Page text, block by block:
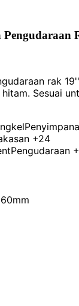
Pengudaraan
rak
Sesuai
+24
Pengudaraan